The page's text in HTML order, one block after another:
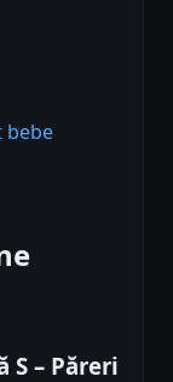
bebe
S – Păreri